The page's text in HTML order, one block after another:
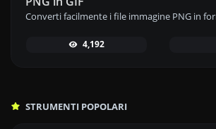
4,192
STRUMENTI POPOLARI